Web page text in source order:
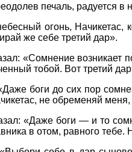
печаль, радуется в
огонь, Начикетас,
же себе третий дар».
«Сомнение
тобой. Вот третий
боги до сих пор
не обременяй
«Даже боги — и то
в отом, равного тебе.